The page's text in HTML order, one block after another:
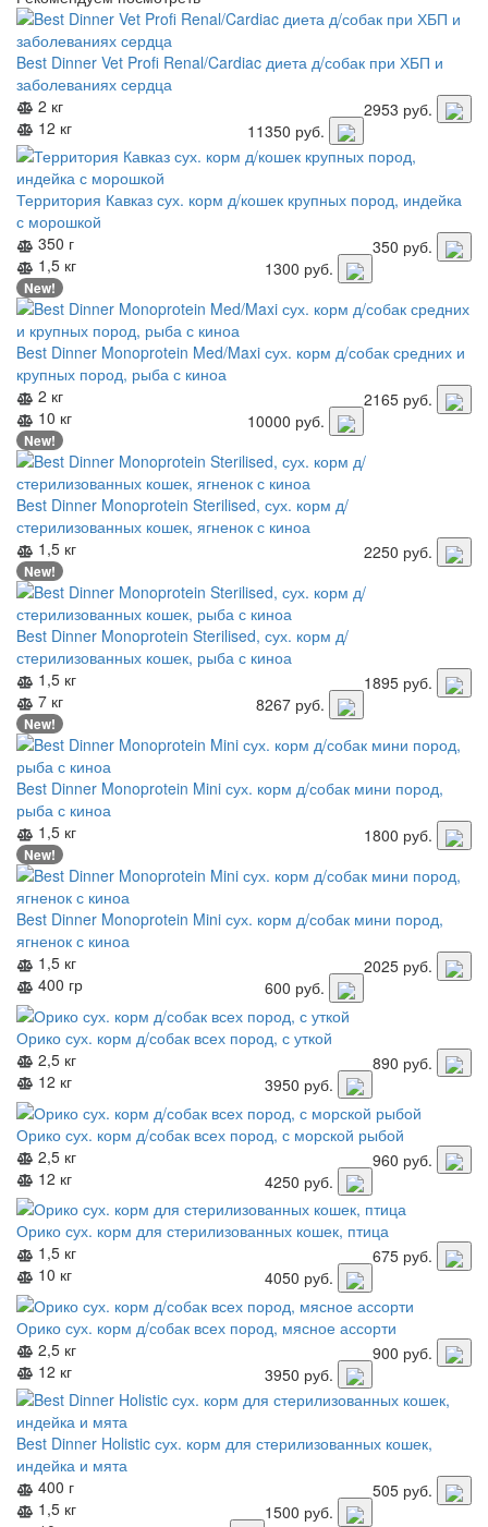
Best Dinner Vet Profi Renal/Cardiac диета д/собак при ХБП и
заболеваниях сердца
2 кг
2953 руб.
12 кг
11350 руб.
Территория Кавказ сух. корм д/кошек крупных пород, индейка
с морошкой
350 г
350 руб.
1,5 кг
1300 руб.
New!
Best Dinner Monoprotein Med/Maxi сух. корм д/собак средних и
крупных пород, рыба с киноа
2 кг
2165 руб.
10 кг
10000 руб.
New!
Best Dinner Monoprotein Sterilised, сух. корм д/
стерилизованных кошек, ягненок с киноа
1,5 кг
2250 руб.
New!
Best Dinner Monoprotein Sterilised, сух. корм д/
стерилизованных кошек, рыба с киноа
1,5 кг
1895 руб.
7 кг
8267 руб.
New!
Best Dinner Monoprotein Mini сух. корм д/собак мини пород,
рыба с киноа
1,5 кг
1800 руб.
New!
Best Dinner Monoprotein Mini сух. корм д/собак мини пород,
ягненок с киноа
1,5 кг
2025 руб.
400 гр
600 руб.
Орико сух. корм д/собак всех пород, с уткой
2,5 кг
890 руб.
12 кг
3950 руб.
Орико сух. корм д/собак всех пород, с морской рыбой
2,5 кг
960 руб.
12 кг
4250 руб.
Орико сух. корм для стерилизованных кошек, птица
1,5 кг
675 руб.
10 кг
4050 руб.
Орико сух. корм д/собак всех пород, мясное ассорти
2,5 кг
900 руб.
12 кг
3950 руб.
Best Dinner Holistic сух. корм для стерилизованных кошек,
индейка и мята
400 г
505 руб.
1,5 кг
1500 руб.